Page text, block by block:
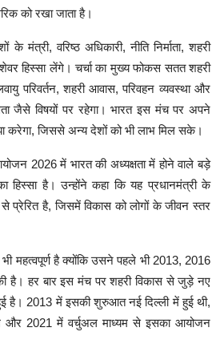
को रखा जाता है।
मंत्री, वरिष्ठ अधिकारी, नीति निर्माता, शहरी
हिस्सा लेंगे। चर्चा का मुख्य फोकस सतत शहरी
परिवर्तन, शहरी आवास, परिवहन व्यवस्था और
जैसे विषयों पर रहेगा। भारत इस मंच पर अपने
करेगा, जिससे अन्य देशों को भी लाभ मिल सके।
2026 में भारत की अध्यक्षता में होने वाले बड़े
हिस्सा है। उन्होंने कहा कि यह प्रधानमंत्री के
प्रेरित है, जिसमें विकास को लोगों के जीवन स्तर
महत्वपूर्ण है क्योंकि उसने पहले भी 2013, 2016
है। हर बार इस मंच पर शहरी विकास से जुड़े नए
हुई है। 2013 में इसकी शुरुआत नई दिल्ली में हुई थी,
और 2021 में वर्चुअल माध्यम से इसका आयोजन